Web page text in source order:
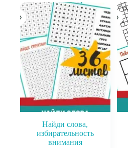
Найди слова,
избирательность
внимания